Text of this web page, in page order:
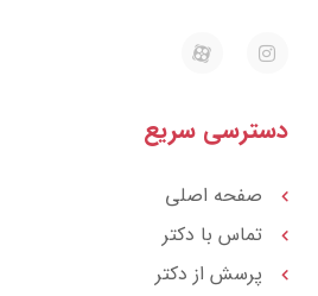
a
t
سریع
صفحه اصلی
تماس با دکتر
پرسش از دکتر